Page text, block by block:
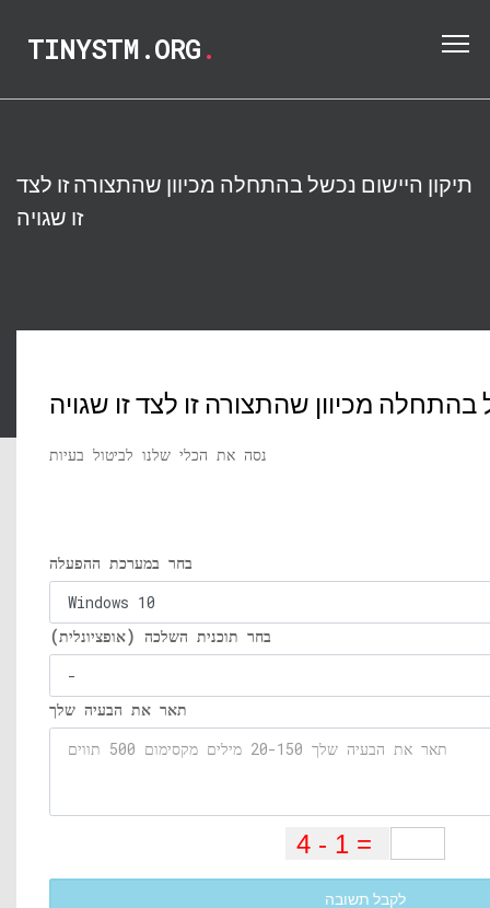
TINYSTM.ORG.
תיקון היישום נכשל בהתחלה מכיוון שהתצורה זו לצד
זו שגויה
בהתחלה מכיוון שהתצורה זו לצד זו שגויה
נסה את הכלי שלנו לביטול בעיות
בחר במערכת ההפעלה
בחר תוכנית השלכה (אופציונלית)
תאר את הבעיה שלך
לקבל תשובה